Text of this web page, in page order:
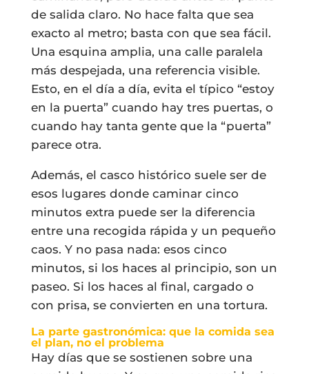
de salida claro. No hace falta que sea
exacto al metro; basta con que sea fácil.
Una esquina amplia, una calle paralela
más despejada, una referencia visible.
Esto, en el día a día, evita el típico “estoy
en la puerta” cuando hay tres puertas, o
cuando hay tanta gente que la “puerta”
parece otra.
Además, el casco histórico suele ser de
esos lugares donde caminar cinco
minutos extra puede ser la diferencia
entre una recogida rápida y un pequeño
caos. Y no pasa nada: esos cinco
minutos, si los haces al principio, son un
paseo. Si los haces al final, cargado o
con prisa, se convierten en una tortura.
La parte gastronómica: que la comida sea
el plan, no el problema
Hay días que se sostienen sobre una